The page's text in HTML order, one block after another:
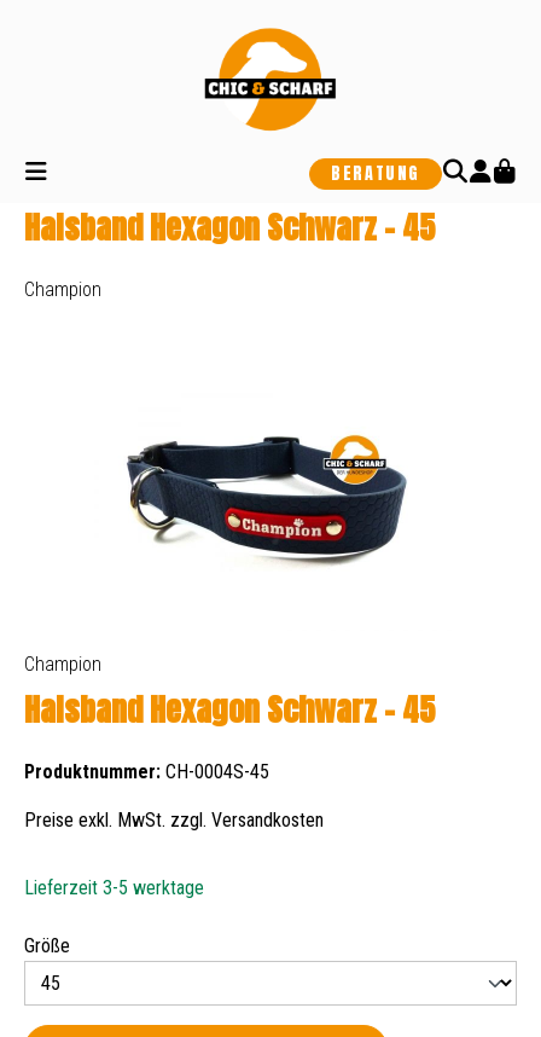
BERATUNG
Halsband Hexagon Schwarz - 45
Champion
Champion
Halsband Hexagon Schwarz - 45
Produktnummer: CH-0004S-45
Preise exkl. MwSt. zzgl. Versandkosten
Lieferzeit 3-5 werktage
Größe